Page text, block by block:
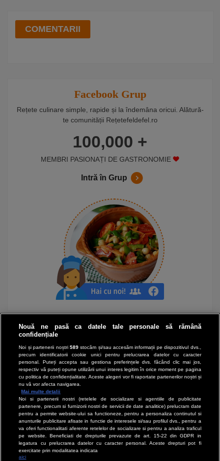
COMENTARII
Facebook Grup
Rețete culinare simple, rapide și la îndemâna oricui. Alătură-
te comunității Rețetefeldefel.ro
100,000 +
MEMBRI PASIONAȚI DE GASTRONOMIE
Intră în Grup
Nouă ne pasă ca datele tale personale să rămână
confidențiale
Noi și partenerii noștri 589stocăm și/sau accesăm informații pe dispozitivul dvs.,
precum identificatorii cookie unici pentru prelucrarea datelor cu caracter
personal. Puteți accepta sau gestiona preferințele dvs. făcând clic mai jos,
respectiv vă puteți opune utilizării unui interes legitim în orice moment pe pagina
cu politica de confidențialitate. Aceste alegeri vor fi raportate partenerilor noștri și
nu vă vor afecta navigarea.
Mai multe detalii
Noi si partenerii nostri (retelele de socializare si agentiile de publicitate
partenere, precum si furnizorii nostri de servicii de date analitice) prelucram date
pentru a permite website-ului sa functioneze, pentru a personaliza continutul si
anunturile publicitare afisate in functie de interesele si/sau profilul dvs., pentru a
va oferi functionalitati aferente retelelor de socializare si pentru a analiza traficul
pe website. Beneficiati de drepturile prevazute de art. 15-22 din GDPR in
legatura cu prelucrarea datelor cu caracter personal. Aceste drepturi pot fi
exercitate prin modalitatea indicata
aici